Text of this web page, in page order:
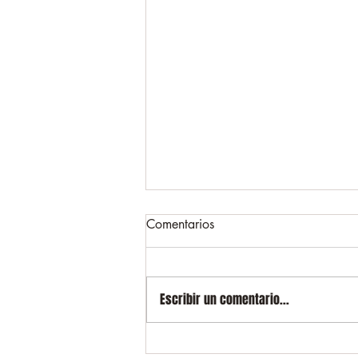
Comentarios
Escribir un comentario...